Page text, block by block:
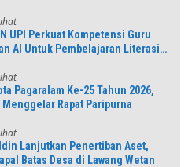
UPI Perkuat Kompetensi Guru
AI Untuk Pembelajaran Literasi
Pagaralam Ke-25 Tahun 2026,
Menggelar Rapat Paripurna
Lanjutkan Penertiban Aset,
Batas Desa di Lawang Wetan